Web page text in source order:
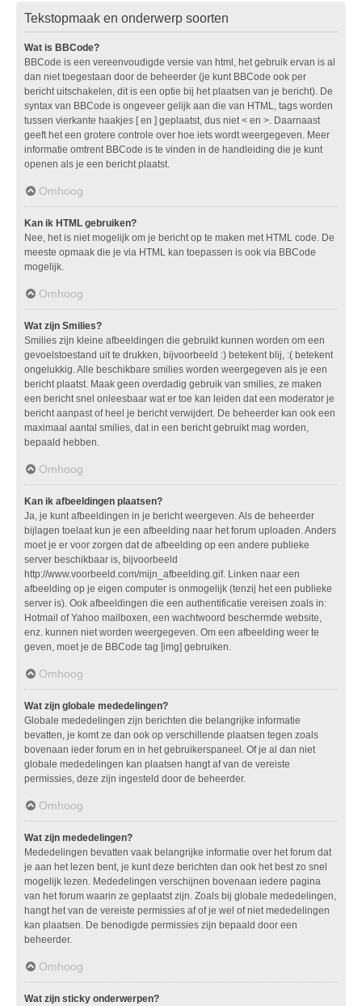
Tekstopmaak en onderwerp soorten
Wat is BBCode?
BBCode is een vereenvoudigde versie van html, het gebruik ervan is al
dan niet toegestaan door de beheerder (je kunt BBCode ook per
bericht uitschakelen, dit is een optie bij het plaatsen van je bericht). De
syntax van BBCode is ongeveer gelijk aan die van HTML, tags worden
tussen vierkante haakjes [ en ] geplaatst, dus niet < en >. Daarnaast
geeft het een grotere controle over hoe iets wordt weergegeven. Meer
informatie omtrent BBCode is te vinden in de handleiding die je kunt
openen als je een bericht plaatst.
Omhoog
Kan ik HTML gebruiken?
Nee, het is niet mogelijk om je bericht op te maken met HTML code. De
meeste opmaak die je via HTML kan toepassen is ook via BBCode
mogelijk.
Omhoog
Wat zijn Smilies?
Smilies zijn kleine afbeeldingen die gebruikt kunnen worden om een
gevoelstoestand uit te drukken, bijvoorbeeld :) betekent blij, :( betekent
ongelukkig. Alle beschikbare smilies worden weergegeven als je een
bericht plaatst. Maak geen overdadig gebruik van smilies, ze maken
een bericht snel onleesbaar wat er toe kan leiden dat een moderator je
bericht aanpast of heel je bericht verwijdert. De beheerder kan ook een
maximaal aantal smilies, dat in een bericht gebruikt mag worden,
bepaald hebben.
Omhoog
Kan ik afbeeldingen plaatsen?
Ja, je kunt afbeeldingen in je bericht weergeven. Als de beheerder
bijlagen toelaat kun je een afbeelding naar het forum uploaden. Anders
moet je er voor zorgen dat de afbeelding op een andere publieke
server beschikbaar is, bijvoorbeeld
http://www.voorbeeld.com/mijn_afbeelding.gif. Linken naar een
afbeelding op je eigen computer is onmogelijk (tenzij het een publieke
server is). Ook afbeeldingen die een authentificatie vereisen zoals in:
Hotmail of Yahoo mailboxen, een wachtwoord beschermde website,
enz. kunnen niet worden weergegeven. Om een afbeelding weer te
geven, moet je de BBCode tag [img] gebruiken.
Omhoog
Wat zijn globale mededelingen?
Globale mededelingen zijn berichten die belangrijke informatie
bevatten, je komt ze dan ook op verschillende plaatsen tegen zoals
bovenaan ieder forum en in het gebruikerspaneel. Of je al dan niet
globale mededelingen kan plaatsen hangt af van de vereiste
permissies, deze zijn ingesteld door de beheerder.
Omhoog
Wat zijn mededelingen?
Mededelingen bevatten vaak belangrijke informatie over het forum dat
je aan het lezen bent, je kunt deze berichten dan ook het best zo snel
mogelijk lezen. Mededelingen verschijnen bovenaan iedere pagina
van het forum waarin ze geplaatst zijn. Zoals bij globale mededelingen,
hangt het van de vereiste permissies af of je wel of niet mededelingen
kan plaatsen. De benodigde permissies zijn bepaald door een
beheerder.
Omhoog
Wat zijn sticky onderwerpen?